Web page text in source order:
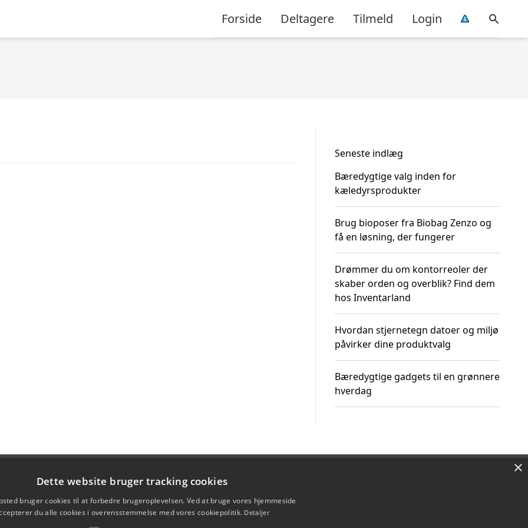
Forside Deltagere Tilmeld Login
Seneste indlæg
Bæredygtige valg inden for
kæledyrsprodukter
Brug bioposer fra Biobag Zenzo og
få en løsning, der fungerer
Drømmer du om kontorreoler der
skaber orden og overblik? Find dem
hos Inventarland
Hvordan stjernetegn datoer og miljø
påvirker dine produktvalg
Bæredygtige gadgets til en grønnere
hverdag
×
Dette website bruger tracking cookies
bruger cookies til at forbedre brugeroplevelsen. Ved at bruge vores hjemmeside
du alle cookies i overensstemmelse med vores cookiepolitik. Detaljer